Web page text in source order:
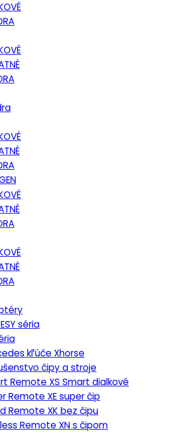
séria
kľúče Xhorse
čipy a stroje
Remote XS Smart dialkové
Remote XE super čip
Remote XK bez čipu
Remote XN s čipom